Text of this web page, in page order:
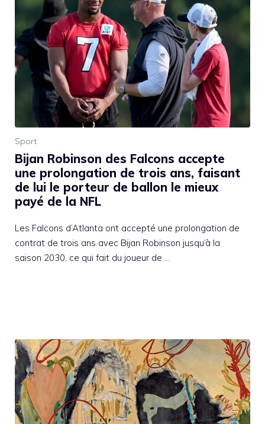
Sport
Bijan Robinson des Falcons accepte
une prolongation de trois ans, faisant
de lui le porteur de ballon le mieux
payé de la NFL
Les Falcons d’Atlanta ont accepté une prolongation de
contrat de trois ans avec Bijan Robinson jusqu’à la
saison 2030, ce qui fait du joueur de …